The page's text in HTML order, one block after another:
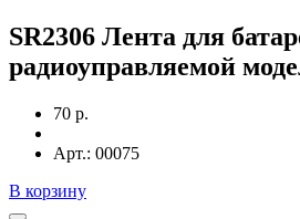
SR2306 Лента для
радиоуправляемой
70 р.
Арт.: 00075
В корзину